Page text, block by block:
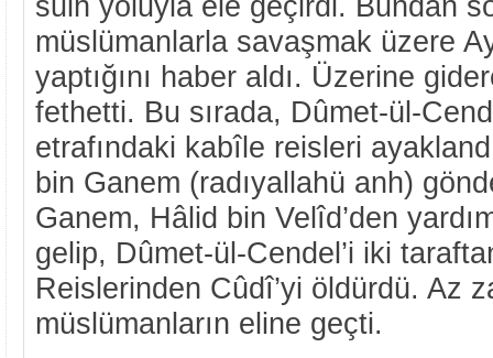
müslümanlarla savaşmak üzere
yaptığını haber aldı. Üzerine
fethetti. Bu sırada, Dûmet-ül-
etrafındaki kabîle reisleri
bin Ganem (radıyallahü anh)
Ganem, Hâlid bin Velîd’den
gelip, Dûmet-ül-Cendel’i iki
Reislerinden Cûdî’yi öldürdü. Az
müslümanların eline geçti.